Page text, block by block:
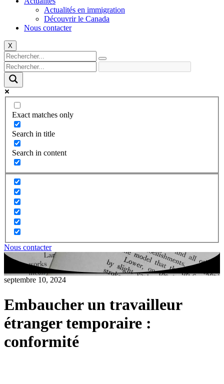
Actualités en immigration
Découvrir le Canada
Nous contacter
X
Exact matches only
Search in title
Search in content
Nous contacter
septembre 10, 2024
Embaucher un travailleur
étranger temporaire :
conformité